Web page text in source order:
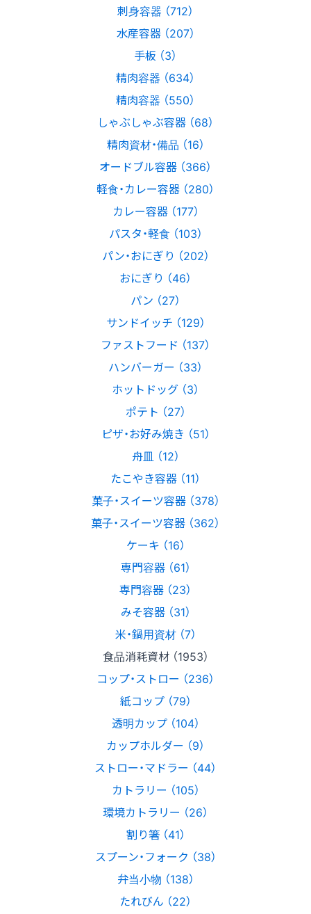
刺身容器 （712）
水産容器 （207）
手板 （3）
精肉容器 （634）
精肉容器 （550）
しゃぶしゃぶ容器 （68）
精肉資材・備品 （16）
オードブル容器 （366）
軽食・カレー容器 （280）
カレー容器 （177）
パスタ・軽食 （103）
パン・おにぎり （202）
おにぎり （46）
パン （27）
サンドイッチ （129）
ファストフード （137）
ハンバーガー （33）
ホットドッグ （3）
ポテト （27）
ピザ・お好み焼き （51）
舟皿 （12）
たこやき容器 （11）
菓子・スイーツ容器 （378）
菓子・スイーツ容器 （362）
ケーキ （16）
専門容器 （61）
専門容器 （23）
みそ容器 （31）
米・鍋用資材 （7）
食品消耗資材 （1953）
コップ・ストロー （236）
紙コップ （79）
透明カップ （104）
カップホルダー （9）
ストロー・マドラー （44）
カトラリー （105）
環境カトラリー （26）
割り箸 （41）
スプーン・フォーク （38）
弁当小物 （138）
たれびん （22）